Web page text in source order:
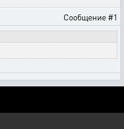
Сообщение #1